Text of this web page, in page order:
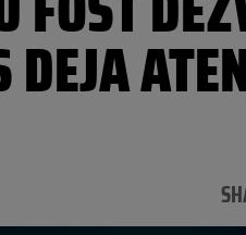
DEJA